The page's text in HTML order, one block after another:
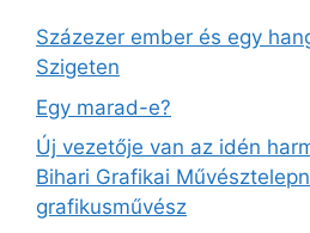
Százezer ember és egy
Szigeten
Egy marad-e?
Új vezetője van az idén
Bihari Grafikai
grafikusművész